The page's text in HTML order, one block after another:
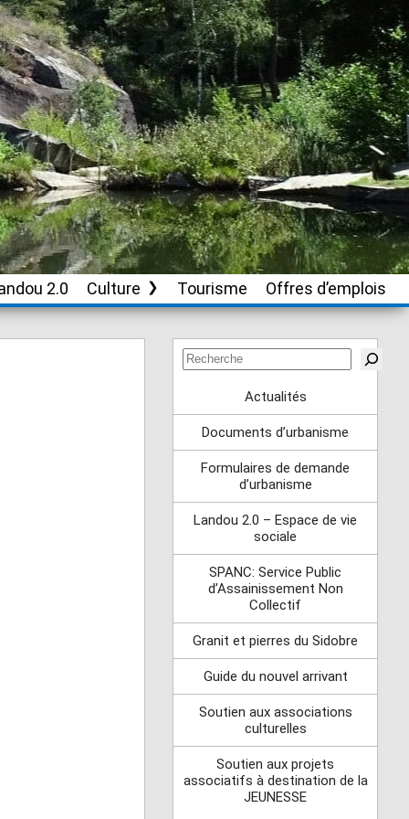
2.0 Culture
Soutien aux
associations culturelles
Tourisme Offres d’emplois
Rechercher
Actualités
Documents d’urbanisme
Formulaires de demande
d’urbanisme
Landou 2.0 – Espace de vie
sociale
SPANC: Service Public
d’Assainissement Non
Collectif
Granit et pierres du Sidobre
Guide du nouvel arrivant
Soutien aux associations
culturelles
Soutien aux projets
associatifs à destination de la
JEUNESSE